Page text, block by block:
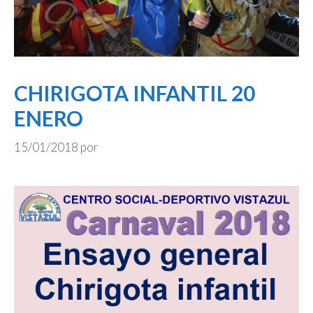
CHIRIGOTA INFANTIL 20
ENERO
15/01/2018 por